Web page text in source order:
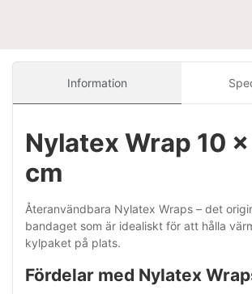
Information
Nylatex Wrap 10 x
cm
Återanvändbara Nylatex Wraps – det
bandaget som är idealiskt för att hålla
kylpaket på plats.
Fördelar med Nylatex